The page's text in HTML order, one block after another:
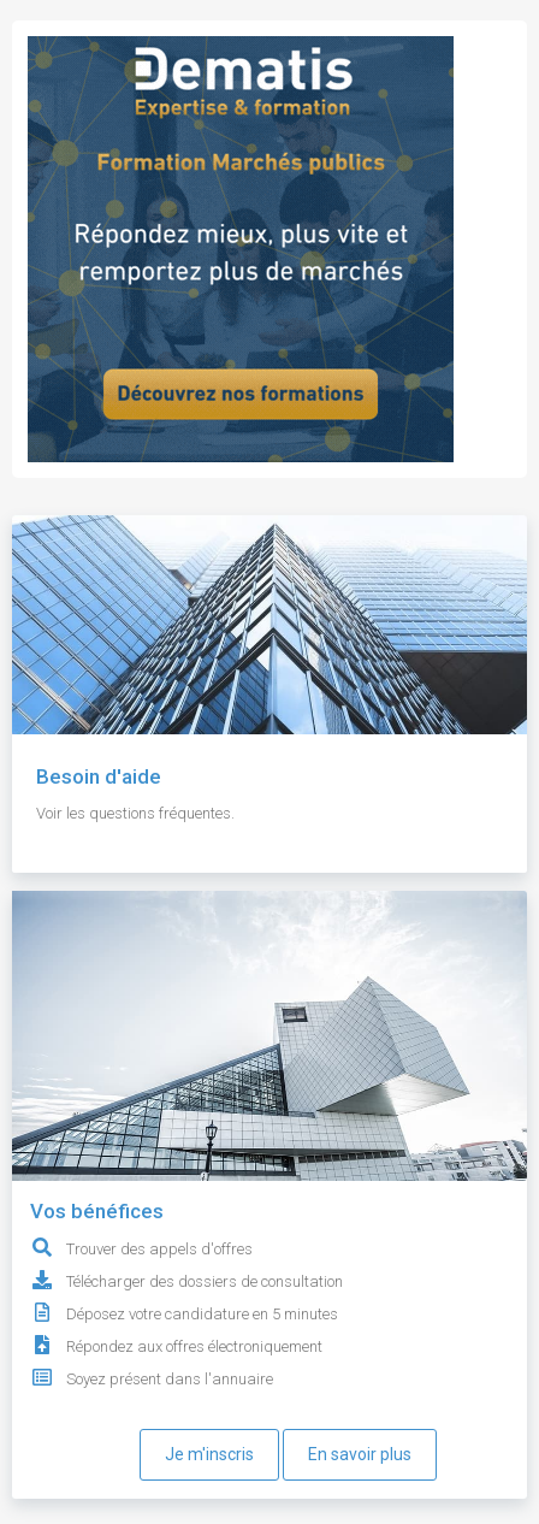
Besoin d'aide
Voir les questions fréquentes.
Vos bénéfices
Trouver des appels d'offres
Télécharger des dossiers de consultation
Déposez votre candidature en 5 minutes
Répondez aux offres électroniquement
Soyez présent dans l'annuaire
Je m'inscris En savoir plus